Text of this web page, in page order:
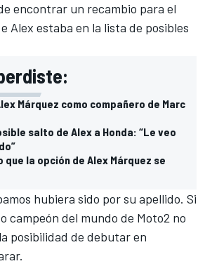
encontrar un recambio para el
Alex estaba en la lista de posibles
Márquez como compañero de Marc
salto de Alex a Honda: “Le veo
que la opción de Alex Márquez se
hubiera sido por su apellido. Si
campeón del mundo de Moto2 no
posibilidad de debutar en